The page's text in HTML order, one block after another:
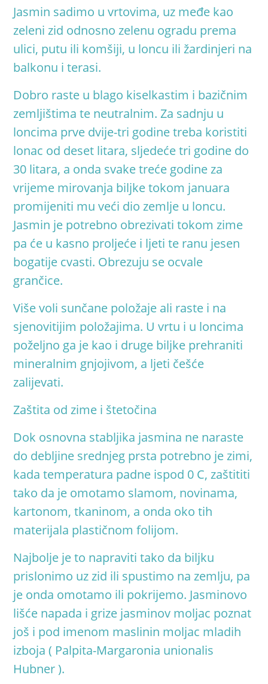
Jasmin sadimo u vrtovima, uz međe kao
zeleni zid odnosno zelenu ogradu prema
ulici, putu ili komšiji, u loncu ili žardinjeri na
balkonu i terasi.
Dobro raste u blago kiselkastim i bazičnim
zemljištima te neutralnim. Za sadnju u
loncima prve dvije-tri godine treba koristiti
lonac od deset litara, sljedeće tri godine do
30 litara, a onda svake treće godine za
vrijeme mirovanja biljke tokom januara
promijeniti mu veći dio zemlje u loncu.
Jasmin je potrebno obrezivati tokom zime
pa će u kasno proljeće i ljeti te ranu jesen
bogatije cvasti. Obrezuju se ocvale
grančice.
Više voli sunčane položaje ali raste i na
sjenovitijim položajima. U vrtu i u loncima
poželjno ga je kao i druge biljke prehraniti
mineralnim gnjojivom, a ljeti češće
zalijevati.
Zaštita od zime i štetočina
Dok osnovna stabljika jasmina ne naraste
do debljine srednjeg prsta potrebno je zimi,
kada temperatura padne ispod 0 C, zaštititi
tako da je omotamo slamom, novinama,
kartonom, tkaninom, a onda oko tih
materijala plastičnom folijom.
Najbolje je to napraviti tako da biljku
prislonimo uz zid ili spustimo na zemlju, pa
je onda omotamo ili pokrijemo. Jasminovo
lišće napada i grize jasminov moljac poznat
još i pod imenom maslinin moljac mladih
izboja ( Palpita-Margaronia unionalis
Hubner ).